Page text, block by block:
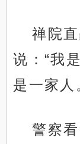
禅院
说：“我
是一家人
警察